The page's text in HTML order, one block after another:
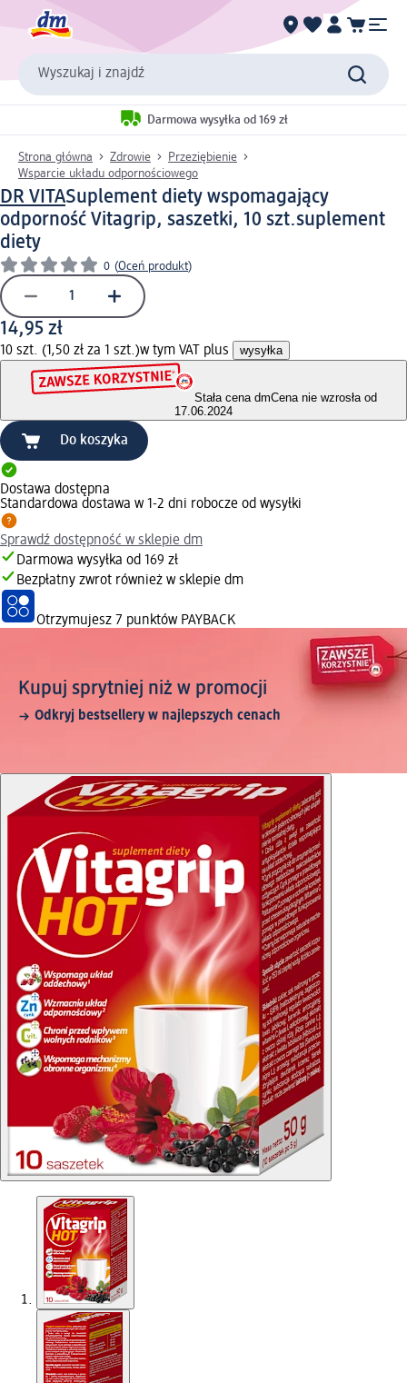
Wyszukaj i znajdź
Darmowa wysyłka od 169 zł
Strona główna Zdrowie
Przeziębienie
Wsparcie układu odpornościowego
DR VITASuplement diety wspomagający
odporność Vitagrip, saszetki, 10 szt.suplement
diety
0 (Oceń produkt)
14,95 zł
10 szt. (1,50 zł za 1 szt.)w tym VAT plus wysyłka
Stała cena dmCena nie wzrosła od
17.06.2024
Do koszyka
Dostawa dostępna
Standardowa dostawa w 1-2 dni robocze od wysyłki
Sprawdź dostępność w sklepie dm
Darmowa wysyłka od 169 zł
Bezpłatny zwrot również w sklepie dm
Otrzymujesz 7 punktów PAYBACK
Kupuj sprytniej niż w promocji
Odkryj bestsellery w najlepszych cenach